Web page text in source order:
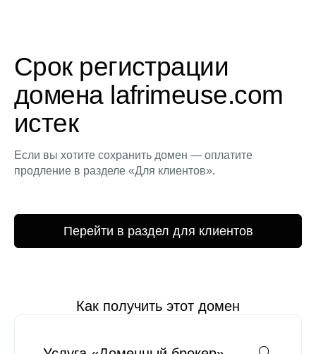
Срок регистрации
домена lafrimeuse.com
истек
Если вы хотите сохранить домен — оплатите
продление в разделе «Для клиентов».
Перейти в раздел для клиентов
Как получить этот домен